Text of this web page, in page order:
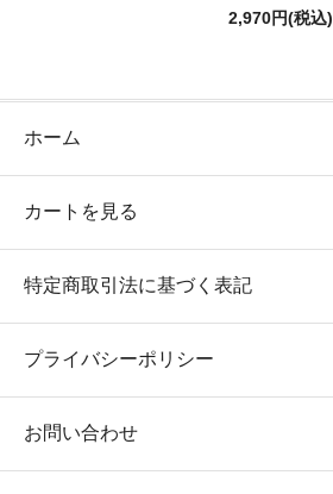
2,970円(税込)
ホーム
カートを見る
特定商取引法に基づく表記
プライバシーポリシー
お問い合わせ